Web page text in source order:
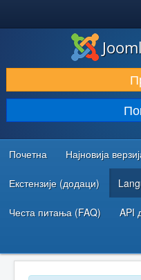
ПРЕУЗИМАЊЕ И ПРОШИРЕЊА
ОТКРИЈТЕ И НАУЧИТЕ
ЗАЈЕДНИЦА И ПОДРШКА
РЕСУРСИ ЗА РАЗВОЈ
Почетна Најновија
Екстензије (додаци)
Честа питања (FAQ) API